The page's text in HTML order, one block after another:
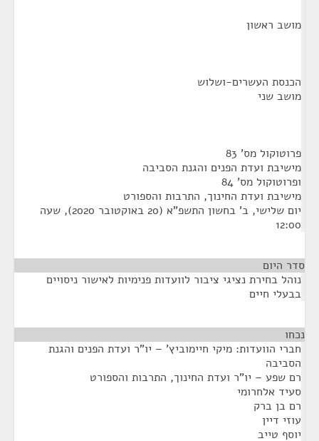
מושב ראשון
הכנסת העשרים-ושלוש
מושב שני
פרוטוקול מס' 83
מישיבת ועדת הפנים והגנת הסביבה
ופרוטוקול מס' 84
מישיבת ועדת החינוך, התרבות והספורט
יום שלישי, ב' בחשון התשפ"א (20 באוקטובר 2020), שעה
12:00
סדר היום
נוהל בחירת נציגי ציבור לוועדות פנימיות לאישור ניסויים
בבעלי חיים
נכחו
חברי הוועדות: מיקי חיימוביץ' – יו"ר ועדת הפנים והגנת
הסביבה
רם שפע – יו"ר ועדת החינוך, התרבות והספורט
סעיד אלחרומי
רם בן ברק
עוזי דיין
יוסף טייב